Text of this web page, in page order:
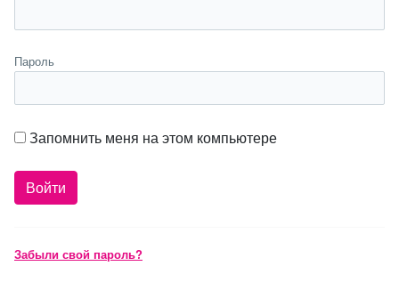
Пароль
Запомнить меня на этом компьютере
Забыли свой пароль?